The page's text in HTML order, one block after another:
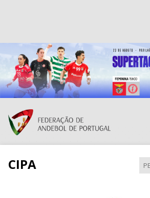
Resultados Andebol
Federação de Andebol de Portugal
Grátis - Disponivel na Play Store
CIPA